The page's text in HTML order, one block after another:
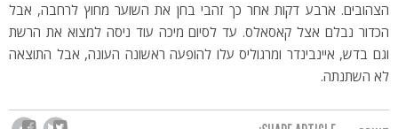
הצהובים. ארבע דקות אחר כך זהבי בחן את השוער מחוץ לרחבה, אבל
הכדור נבלם אצל קאסאלס. עד לסיום מיכה עוד ניסה למצוא את הרשת
וגם בדש, איינבינדר ומרגוליס עלו להופעה ראשונה העונה, אבל התוצאה
לא השתנתה.